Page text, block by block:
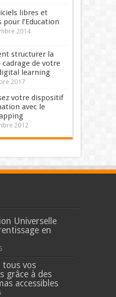
libres et
l’Education
2014
structurer la
cadrage de votre
learning
2017
votre dispositif
avec le
2012
Universelle
en
tous vos
grâce à des
accessibles